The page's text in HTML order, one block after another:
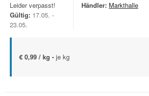
Leider verpasst!
Gültig: 17.05. -
23.05.
Händler: Markthalle
€ 0,99 / kg - je kg